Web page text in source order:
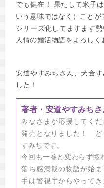
でも健在！ 果たして米子
いう意味ではなく）ことが
シリーズ化してますます
人情の婚活物語をよろしく
安道やすみちさん、犬倉
した！
著者・安道やすみちさ
みなさまが応援してく
発売となりました！ ど
すみちです。
今回も一巻と変わらず惚
落ち感満載の物語が始
手は警視庁からやって